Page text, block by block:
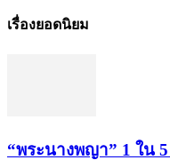
เรื่องยอดนิยม
“พระ​นาง​พญา” 1 ใน